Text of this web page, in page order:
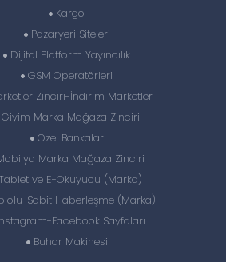
Kargo
Pazaryeri Siteleri
Dijital Platform Yayıncılık
GSM Operatörleri
Zinciri-İndirim Marketler
Marka Mağaza Zinciri
Özel Bankalar
Marka Mağaza Zinciri
Tablet ve E-Okuyucu (Marka)
Sabit Haberleşme (Marka)
Facebook Sayfaları
Buhar Makinesi